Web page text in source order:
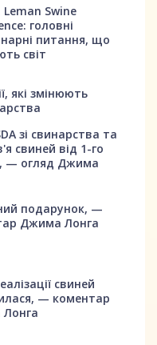
Leman Swine
головні
питання, що
світ
які змінюють
зі свинарства та
свиней від 1-го
— огляд Джима
подарунок, —
Джима Лонга
свиней
— коментар